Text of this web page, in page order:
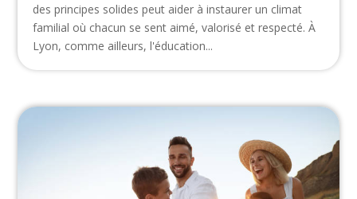
des principes solides peut aider à instaurer un climat
familial où chacun se sent aimé, valorisé et respecté. À
Lyon, comme ailleurs, l'éducation...